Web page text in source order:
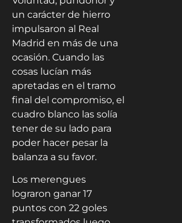
un carácter de hierro
impulsaron al Real
Madrid en más de una
ocasión. Cuando las
cosas lucían más
apretadas en el tramo
final del compromiso, el
cuadro blanco las solía
tener de su lado para
poder hacer pesar la
balanza a su favor.
Los merengues
lograron ganar 17
puntos con 22 goles